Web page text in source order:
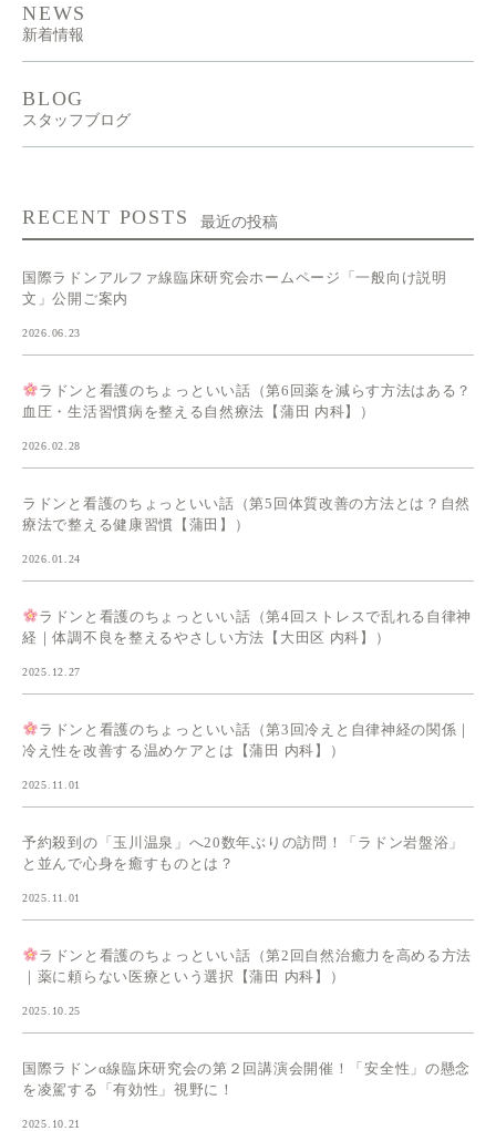
NEWS
新着情報
BLOG
スタッフブログ
RECENT POSTS 最近の投稿
国際ラドンアルファ線臨床研究会ホームページ「一般向け説明
文」公開ご案内
2026.06.23
ラドンと看護のちょっといい話（第6回薬を減らす方法はある？
血圧・生活習慣病を整える自然療法【蒲田 内科】）
2026.02.28
ラドンと看護のちょっといい話（第5回体質改善の方法とは？自然
療法で整える健康習慣【蒲田】）
2026.01.24
ラドンと看護のちょっといい話（第4回ストレスで乱れる自律神
経｜体調不良を整えるやさしい方法【大田区 内科】）
2025.12.27
ラドンと看護のちょっといい話（第3回冷えと自律神経の関係｜
冷え性を改善する温めケアとは【蒲田 内科】）
2025.11.01
予約殺到の「玉川温泉」へ20数年ぶりの訪問！「ラドン岩盤浴」
と並んで心身を癒すものとは？
2025.11.01
ラドンと看護のちょっといい話（第2回自然治癒力を高める方法
｜薬に頼らない医療という選択【蒲田 内科】）
2025.10.25
国際ラドンα線臨床研究会の第２回講演会開催！「安全性」の懸念
を凌駕する「有効性」視野に！
2025.10.21